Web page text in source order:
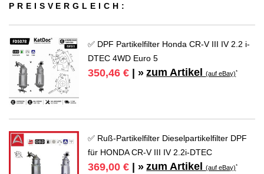
PREIS­VER­GLEICH:
✅ DPF Partikelfilter Honda CR-V III IV 2.2 i-
DTEC 4WD Euro 5
350,46 € | » zum Artikel(auf eBay)*
✅ Ruß-Partikelfilter Dieselpartikelfilter DPF
für HONDA CR-V III IV 2.2i-DTEC
369,00 € | » zum Artikel(auf eBay)*